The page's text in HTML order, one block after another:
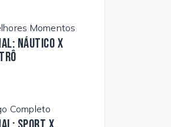
Momentos
NÁUTICO X
Completo